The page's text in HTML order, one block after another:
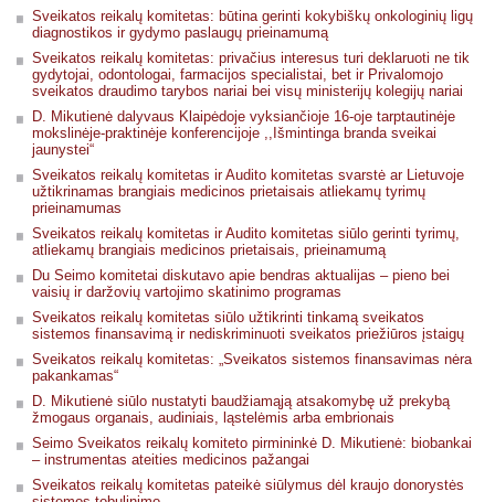
Sveikatos reikalų komitetas: būtina gerinti kokybiškų onkologinių ligų
diagnostikos ir gydymo paslaugų prieinamumą
Sveikatos reikalų komitetas: privačius interesus turi deklaruoti ne tik
gydytojai, odontologai, farmacijos specialistai, bet ir Privalomojo
sveikatos draudimo tarybos nariai bei visų ministerijų kolegijų nariai
D. Mikutienė dalyvaus Klaipėdoje vyksiančioje 16-oje tarptautinėje
mokslinėje-praktinėje konferencijoje ,,Išmintinga branda sveikai
jaunystei“
Sveikatos reikalų komitetas ir Audito komitetas svarstė ar Lietuvoje
užtikrinamas brangiais medicinos prietaisais atliekamų tyrimų
prieinamumas
Sveikatos reikalų komitetas ir Audito komitetas siūlo gerinti tyrimų,
atliekamų brangiais medicinos prietaisais, prieinamumą
Du Seimo komitetai diskutavo apie bendras aktualijas – pieno bei
vaisių ir daržovių vartojimo skatinimo programas
Sveikatos reikalų komitetas siūlo užtikrinti tinkamą sveikatos
sistemos finansavimą ir nediskriminuoti sveikatos priežiūros įstaigų
Sveikatos reikalų komitetas: „Sveikatos sistemos finansavimas nėra
pakankamas“
D. Mikutienė siūlo nustatyti baudžiamąją atsakomybę už prekybą
žmogaus organais, audiniais, ląstelėmis arba embrionais
Seimo Sveikatos reikalų komiteto pirmininkė D. Mikutienė: biobankai
– instrumentas ateities medicinos pažangai
Sveikatos reikalų komitetas pateikė siūlymus dėl kraujo donorystės